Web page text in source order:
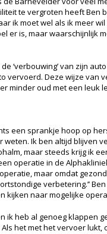
te vergroten heeft
ik moet wel als ik meer
er is, maar waarschijnlijk
‘verbouwing’ van zijn
vervoerd. Deze wijze
minder oud met een leuk
een sprankje hoop op
Ik ben altijd blijven
maar steeds krijg ik
operatie in de
maar omdat
verbetering.’’
kijken naar mogelijke
ik heb al genoeg klappen
het met het vervoer